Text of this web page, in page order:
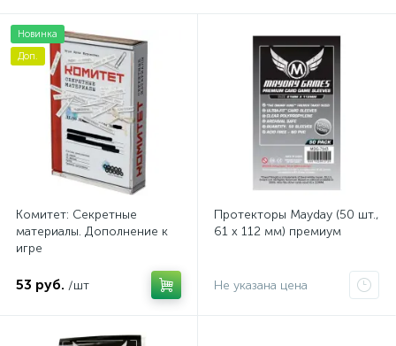
Новинка
Доп.
Комитет: Секретные
материалы. Дополнение к
игре
53 руб. /шт
Протекторы Mayday (50 шт.,
61 x 112 мм) премиум
Не указана цена